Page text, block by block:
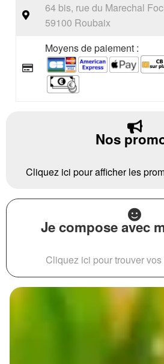
64 bis, rue du Marechal
59100 Roubaix
Moyens de paiement :
Nos
Cliquez ici pour afficher les
Je compose avec
Cliquez ici pour trouver